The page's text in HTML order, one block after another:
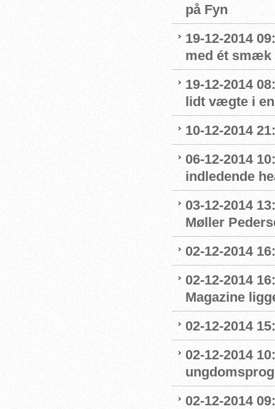
på Fyn
19-12-2014
med ét smæk
19-12-2014
lidt vægte i
10-12-2014
06-12-2014
indledende
03-12-2014
Møller
02-12-2014
02-12-2014
Magazine
02-12-2014
02-12-2014
02-12-2014